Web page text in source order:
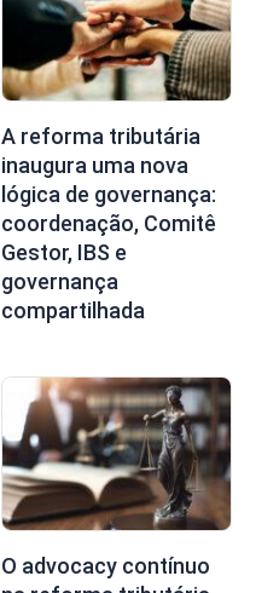
A reforma tributária
inaugura uma nova
lógica de governança:
coordenação, Comitê
Gestor, IBS e
governança
compartilhada
O advocacy contínuo